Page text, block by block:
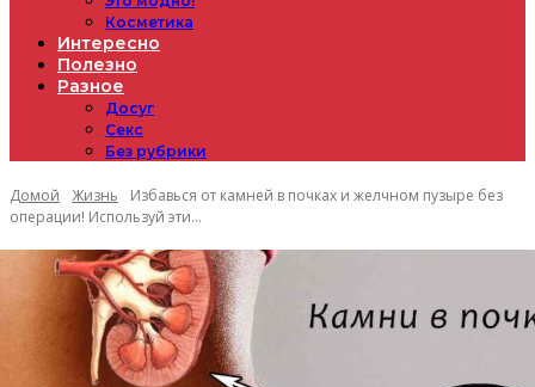
Косметика
Интересно
Полезно
Разное
Досуг
Секс
Без рубрики
Домой Жизнь
Избавься от камней в почках и желчном пузыре без
операции! Используй эти...